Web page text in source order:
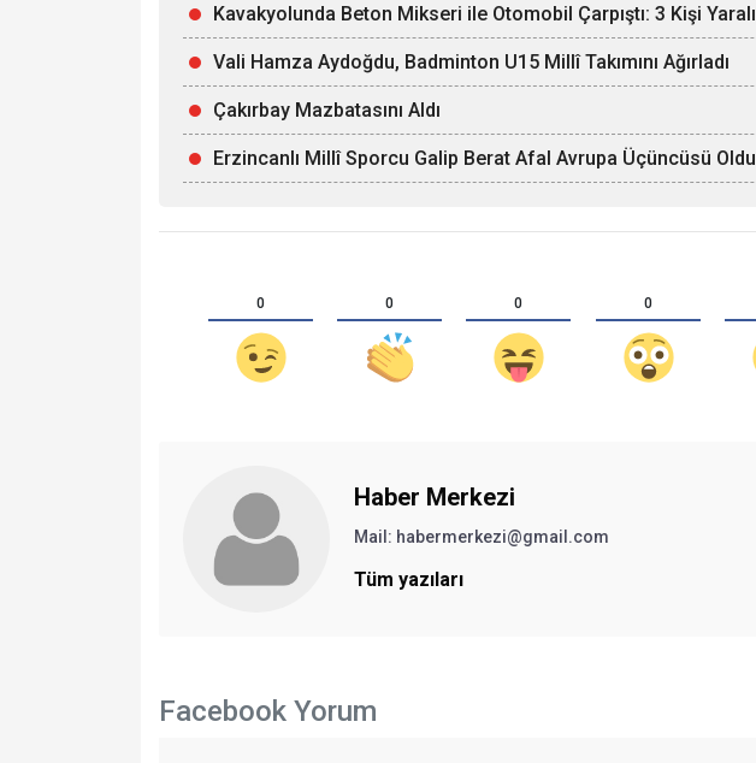
Kavakyolunda Beton Mikseri ile Otomobil Çarpıştı: 3 Kişi Yaralı
Vali Hamza Aydoğdu, Badminton U15 Millî Takımını Ağırladı
Çakırbay Mazbatasını Aldı
Erzincanlı Millî Sporcu Galip Berat Afal Avrupa Üçüncüsü Oldu
0 0 0 0
Haber Merkezi
Mail: habermerkezi@gmail.com
Tüm yazıları
Facebook Yorum